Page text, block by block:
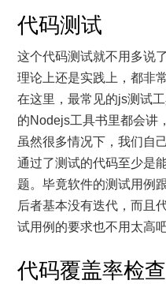
代码测试
这个代码测试就不用多说
理论上还是实践上，都非
在这里，最常见的js测试
的Nodejs工具书里都会讲
虽然很多情况下，我们自
通过了测试的代码至少是
题。毕竟软件的测试用例
后者基本没有迭代，而且
试用例的要求也不用太高
代码覆盖率检查